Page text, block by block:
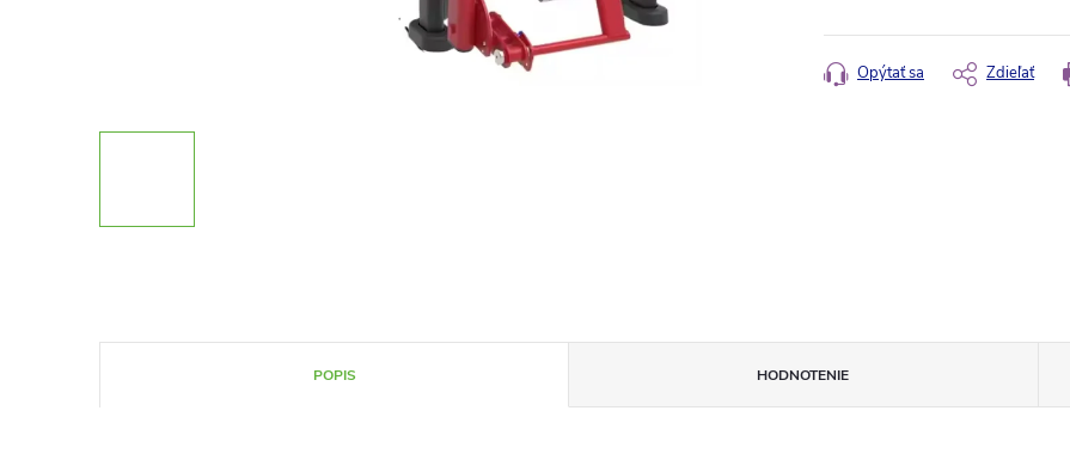
cena:
Opýtať sa Zdieľať
POPIS HODNOTENIE